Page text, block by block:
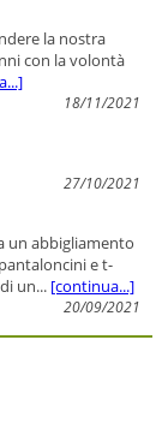
la nostra
con la volontà
18/11/2021
27/10/2021
un abbigliamento
e t-
un... [continua...]
20/09/2021